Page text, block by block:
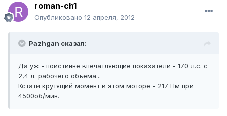
roman-ch1
Опубликовано 12 апреля, 2012
Pazhgan сказал:
Да уж - поистинне впечатляющие показатели - 170 л.с. с
2,4 л. рабочего объема...
Кстати крутящий момент в этом моторе - 217 Нм при
4500об/мин.